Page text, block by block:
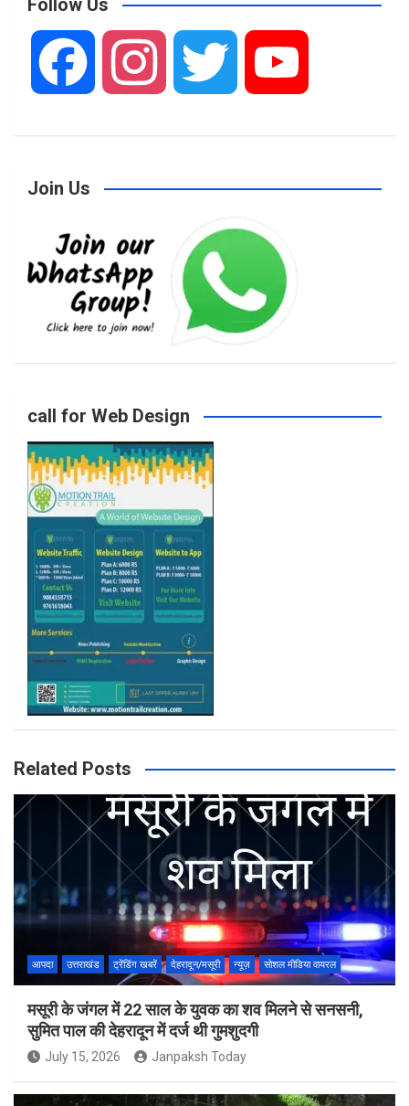
Follow Us
e
b
o
k
s
r
a
m
i u
Join Us
call for Web Design
Related Posts
आपदा उत्तराखंड ट्रेंडिंग खबरें देहरादून/मसूरी न्यूज़ सोशल मीडिया वायरल
मसूरी के जंगल में 22 साल के युवक का शव मिलने से सनसनी,
सुमित पाल की देहरादून में दर्ज थी गुमशुदगी
July 15, 2026 Janpaksh Today